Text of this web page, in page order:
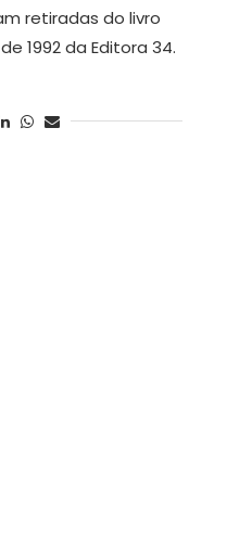
retiradas do livro
1992 da Editora 34.